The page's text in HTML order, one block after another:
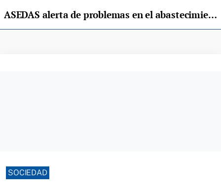
ASEDAS alerta de problemas en el abastecimiento por las restricciones al transporte durante la borrasca Ingrid
SOCIEDAD